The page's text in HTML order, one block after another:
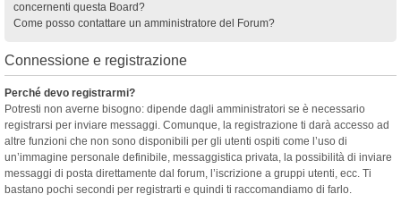
concernenti questa Board?
Come posso contattare un amministratore del Forum?
Connessione e registrazione
Perché devo registrarmi?
Potresti non averne bisogno: dipende dagli amministratori se è necessario
registrarsi per inviare messaggi. Comunque, la registrazione ti darà accesso ad
altre funzioni che non sono disponibili per gli utenti ospiti come l’uso di
un’immagine personale definibile, messaggistica privata, la possibilità di inviare
messaggi di posta direttamente dal forum, l’iscrizione a gruppi utenti, ecc. Ti
bastano pochi secondi per registrarti e quindi ti raccomandiamo di farlo.